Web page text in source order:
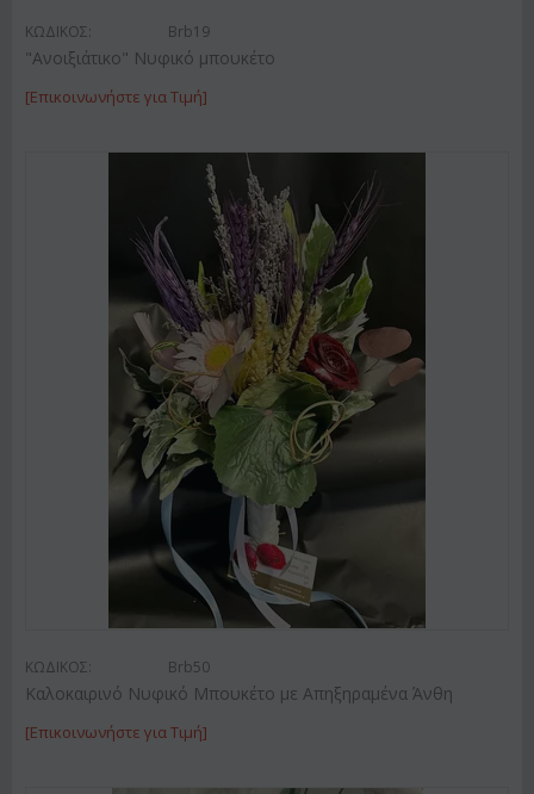
ΚΩΔΙΚΟΣ: Brb19
"Ανοιξιάτικο" Νυφικό μπουκέτο
[Επικοινωνήστε για Τιμή]
ΚΩΔΙΚΟΣ: Brb50
Καλοκαιρινό Νυφικό Μπουκέτο με Απηξηραμένα Άνθη
[Επικοινωνήστε για Τιμή]